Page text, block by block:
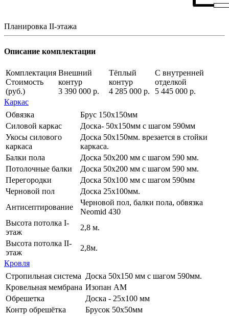
Планировка II-этажа
Описание комплектации
Комплектация
Стоимость
(руб.)
Внешний
контур
3 390 000 р.
Тёплый
контур
4 285 000 р.
С внутренней
отделкой
5 445 000 р.
Каркас
Обвязка
Брус 150х150мм
Силовой каркас
Доска- 50х150мм с шагом 590мм
Укосы силового
каркаса
Доска 50х150мм. врезается в стойки
каркаса.
Балки пола
Доска 50х200 мм с шагом 590 мм.
Потолочные балки
Доска 50х200 мм с шагом 590 мм.
Перегородки
Доска 50х100 мм с шагом 590мм
Черновой пол
Доска 25х100мм.
Антисептирование
Черновой пол, балки пола, обвязка
Neomid 430
Высота потолка I-
этаж
2,8 м.
Высота потолка II-
этаж
2,8м.
Кровля
Стропильная система Доска 50х150 мм с шагом 590мм.
Кровельная мембрана Изопан АМ
Обрешетка
Доска - 25х100 мм
Контр обрешётка
Брусок 50х50мм